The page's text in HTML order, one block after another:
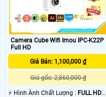
hiện người lạ đột nhập
Camera Cube Wifi Imou IPC-K22P
Full HD
Giá Bán: 1,100,000 ₫
Giá gốc: 2,860,000 ₫
️⚡ Hình Ành Chất Lượng : FULL HD